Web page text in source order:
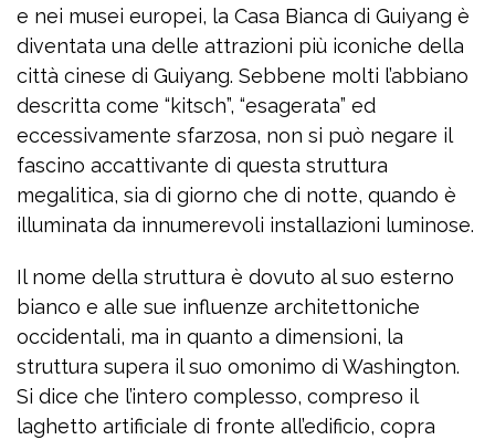
e nei musei europei, la Casa Bianca di Guiyang è
diventata una delle attrazioni più iconiche della
città cinese di Guiyang. Sebbene molti l’abbiano
descritta come “kitsch”, “esagerata” ed
eccessivamente sfarzosa, non si può negare il
fascino accattivante di questa struttura
megalitica, sia di giorno che di notte, quando è
illuminata da innumerevoli installazioni luminose.
Il nome della struttura è dovuto al suo esterno
bianco e alle sue influenze architettoniche
occidentali, ma in quanto a dimensioni, la
struttura supera il suo omonimo di Washington.
Si dice che l’intero complesso, compreso il
laghetto artificiale di fronte all’edificio, copra